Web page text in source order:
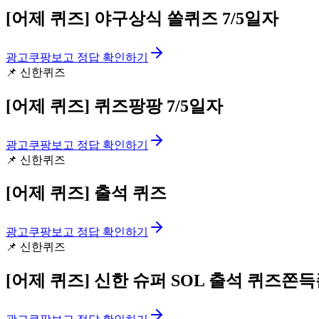
[어제 퀴즈] 야구상식 쏠퀴즈 7/5일자
광고쿠팡보고 정답 확인하기
📌 신한퀴즈
[어제 퀴즈] 퀴즈팡팡 7/5일자
광고쿠팡보고 정답 확인하기
📌 신한퀴즈
[어제 퀴즈] 출석 퀴즈
광고쿠팡보고 정답 확인하기
📌 신한퀴즈
[어제 퀴즈] 신한 슈퍼 SOL 출석 퀴즈쫀